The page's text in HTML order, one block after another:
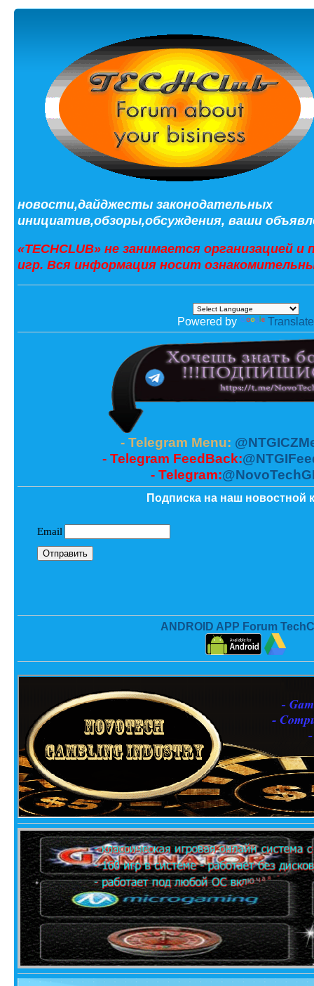
новости,дайджесты законодательных
инициатив,обзоры,обсуждения, ваши
«TECHCLUB» не занимается организацией
игр. Вся информация носит
Powered by Translate
- Telegram Menu:
- Telegram FeedBack:
- Telegram:
Подписка на наш новостной
ANDROID APP Forum